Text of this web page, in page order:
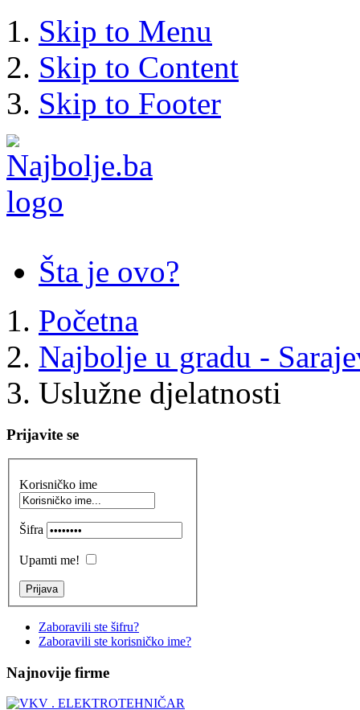
Skip to Menu
Skip to Content
Skip to Footer
Šta je ovo?
Početna
Najbolje u gradu -
Uslužne djelatnosti
Prijavite se
Korisničko ime
Šifra
Upamti me!
Zaboravili ste šifru?
Zaboravili ste korisničko ime?
Najnovije firme